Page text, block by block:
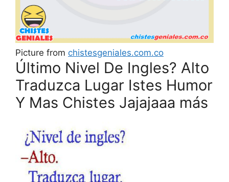
Picture from chistesgeniales.com.co
Último Nivel De Ingles? Alto
Traduzca Lugar Istes Humor
Y Mas Chistes Jajajaaa más